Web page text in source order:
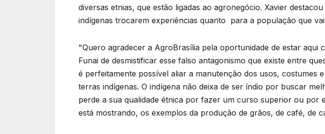
diversas etnias, que estão ligadas ao agronegócio. Xavier
indígenas trocarem experiências quanto para a população que
"Quero agradecer a AgroBrasília pela oportunidade de estar
Funai de desmistificar esse falso antagonismo que existe entre
é perfeitamente possível aliar a manutenção dos usos, costumes
terras indígenas. O indígena não deixa de ser índio por buscar
perde a sua qualidade étnica por fazer um curso superior ou por
está mostrando, os exemplos da produção de grãos, de café, de